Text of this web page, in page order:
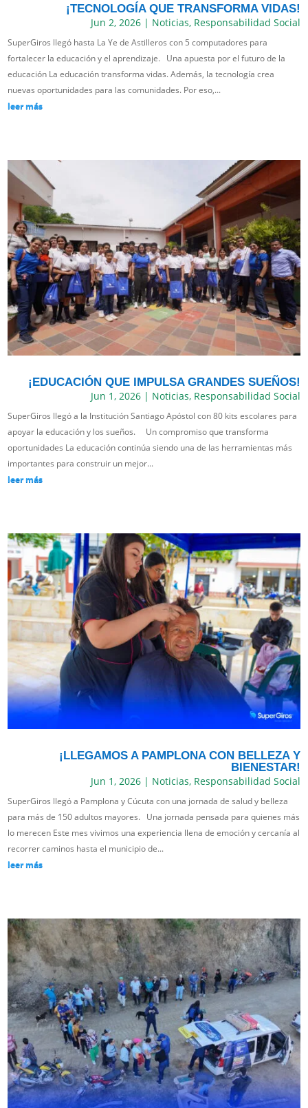
¡TECNOLOGÍA QUE TRANSFORMA VIDAS!
Jun 2, 2026| Noticias, Responsabilidad Social
SuperGiros llegó hasta La Ye de Astilleros con 5 computadores para
fortalecer la educación y el aprendizaje. Una apuesta por el futuro de la
educación La educación transforma vidas. Además, la tecnología crea
nuevas oportunidades para las comunidades. Por eso,...
leer más
¡EDUCACIÓN QUE IMPULSA GRANDES SUEÑOS!
Jun 1, 2026| Noticias, Responsabilidad Social
SuperGiros llegó a la Institución Santiago Apóstol con 80 kits escolares para
apoyar la educación y los sueños. Un compromiso que transforma
oportunidades La educación continúa siendo una de las herramientas más
importantes para construir un mejor...
leer más
¡LLEGAMOS A PAMPLONA CON BELLEZA Y
BIENESTAR!
Jun 1, 2026| Noticias, Responsabilidad Social
SuperGiros llegó a Pamplona y Cúcuta con una jornada de salud y belleza
para más de 150 adultos mayores. Una jornada pensada para quienes más
lo merecen Este mes vivimos una experiencia llena de emoción y cercanía al
recorrer caminos hasta el municipio de...
leer más